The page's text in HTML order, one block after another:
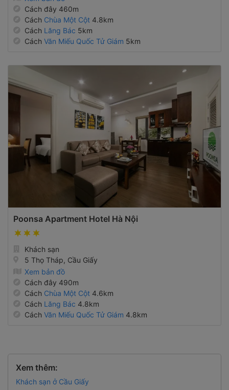
Cách đây 460m
Cách Chùa Một Cột 4.8km
Cách Lăng Bác 5km
Cách Văn Miếu Quốc Tử Giám 5km
Poonsa Apartment Hotel Hà Nội
Khách sạn
5 Thọ Tháp, Cầu Giấy
Xem bản đồ
Cách đây 490m
Cách Chùa Một Cột 4.6km
Cách Lăng Bác 4.8km
Cách Văn Miếu Quốc Tử Giám 4.8km
Xem thêm:
Khách sạn ở Cầu Giấy